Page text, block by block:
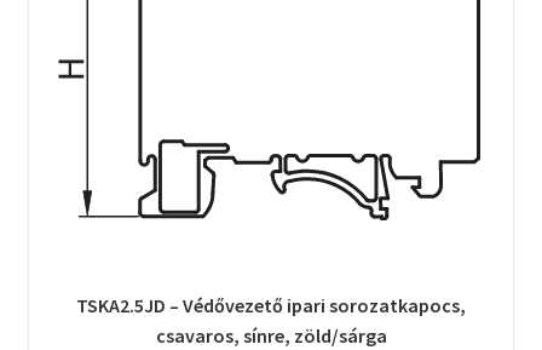
TSKA2.5JD – Védővezető ipari sorozatkapocs,
csavaros, sínre, zöld/sárga